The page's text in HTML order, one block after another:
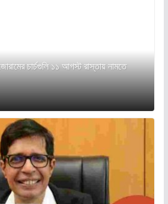
চার্চগুলি ১১ আগস্ট রাস্তায় নামতে